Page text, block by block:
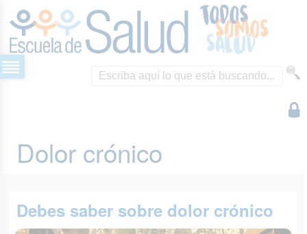
Dolor crónico
Debes saber sobre dolor crónico